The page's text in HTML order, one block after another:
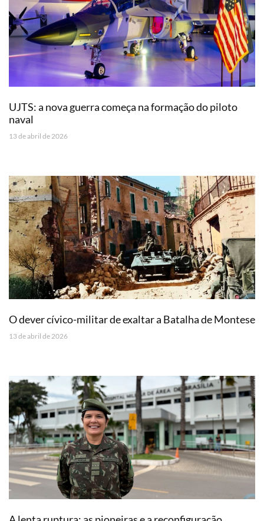
UJTS: a nova guerra começa na formação do piloto
naval
13 de abril de 2026
O dever cívico-militar de exaltar a Batalha de Montese
13 de abril de 2026